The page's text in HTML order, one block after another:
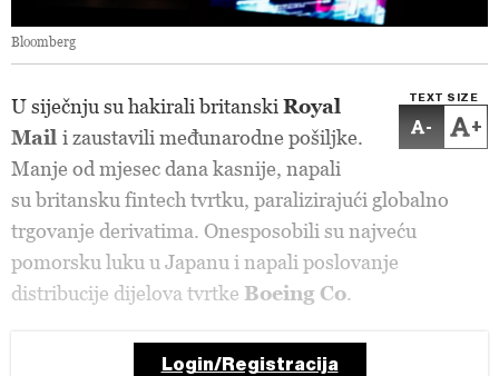
Bloomberg
TEXT SIZE
- +
U siječnju su hakirali britanski Royal
Mail i zaustavili međunarodne pošiljke.
Manje od mjesec dana kasnije, napali
su britansku fintech tvrtku, paralizirajući globalno
trgovanje derivatima. Onesposobili su najveću
pomorsku luku u Japanu i napali poslovanje
distribucije dijelova tvrtke Boeing Co.
Login/Registracija